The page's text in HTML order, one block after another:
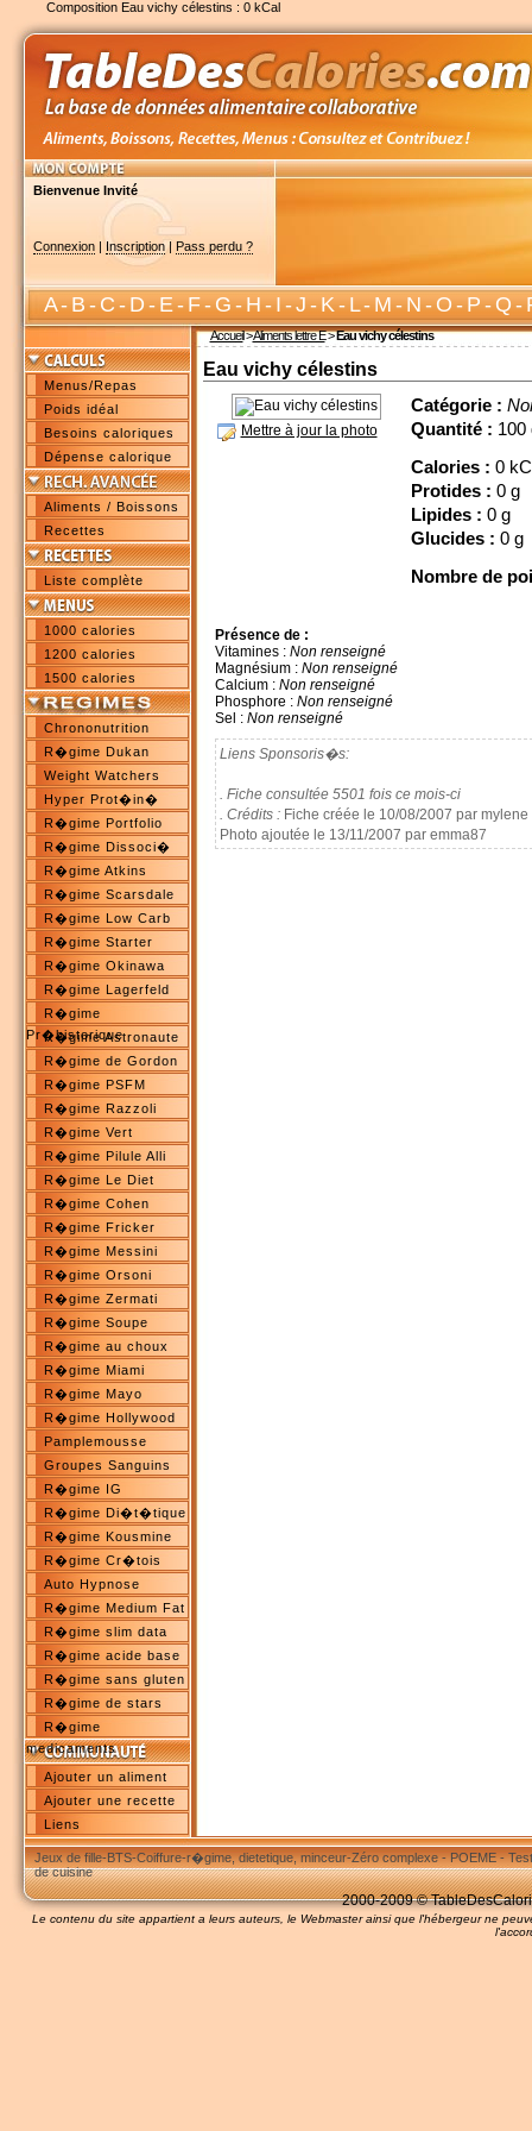
Composition Eau vichy célestins : 0 kCal
Bienvenue Invité
Connexion| Inscription| Pass perdu ?
A-B-C-D-E-F-G-H-I-J-K-L-M-N-O-P-Q-
Accueil>Aliments lettre E>Eau vichy célestins
Menus/Repas
Poids idéal
Besoins caloriques
Dépense calorique
Aliments / Boissons
Recettes
Liste complète
1000 calories
1200 calories
1500 calories
Chrononutrition
R�gime Dukan
Weight Watchers
Hyper Prot�in�
R�gime Portfolio
R�gime Dissoci�
R�gime Atkins
R�gime Scarsdale
R�gime Low Carb
R�gime Starter
R�gime Okinawa
R�gime Lagerfeld
R�gime
Pr�historique
R�gime Astronaute
R�gime de Gordon
R�gime PSFM
R�gime Razzoli
R�gime Vert
R�gime Pilule Alli
R�gime Le Diet
R�gime Cohen
R�gime Fricker
R�gime Messini
R�gime Orsoni
R�gime Zermati
R�gime Soupe
R�gime au choux
R�gime Miami
R�gime Mayo
R�gime Hollywood
Pamplemousse
Groupes Sanguins
R�gime IG
R�gime Di�t�tique
R�gime Kousmine
R�gime Cr�tois
Auto Hypnose
R�gime Medium Fat
R�gime slim data
R�gime acide base
R�gime sans gluten
R�gime de stars
R�gime
medicaments
Ajouter un aliment
Ajouter une recette
Liens
Eau vichy célestins
Mettre à jour la photo
Catégorie :
Quantité : 100
Calories : 0
Protides : 0 g
Lipides : 0 g
Glucides : 0 g
Nombre de
Présence de :
Vitamines : Non renseigné
Magnésium : Non renseigné
Calcium : Non renseigné
Phosphore : Non renseigné
Sel : Non renseigné
Liens Sponsoris�s:
. Fiche consultée 5501 fois ce mois-ci
. Crédits :Fiche créée le 10/08/2007 par mylene
Photo ajoutée le 13/11/2007 par emma87
Jeux de fille-BTS-Coiffure-r�gime, dietetique, minceur-Zéro complexe-POEME-
de cuisine
2000-2009 ©
Le contenu du site appartient a leurs auteurs, le Webmaster ainsi que l'hébergeur ne